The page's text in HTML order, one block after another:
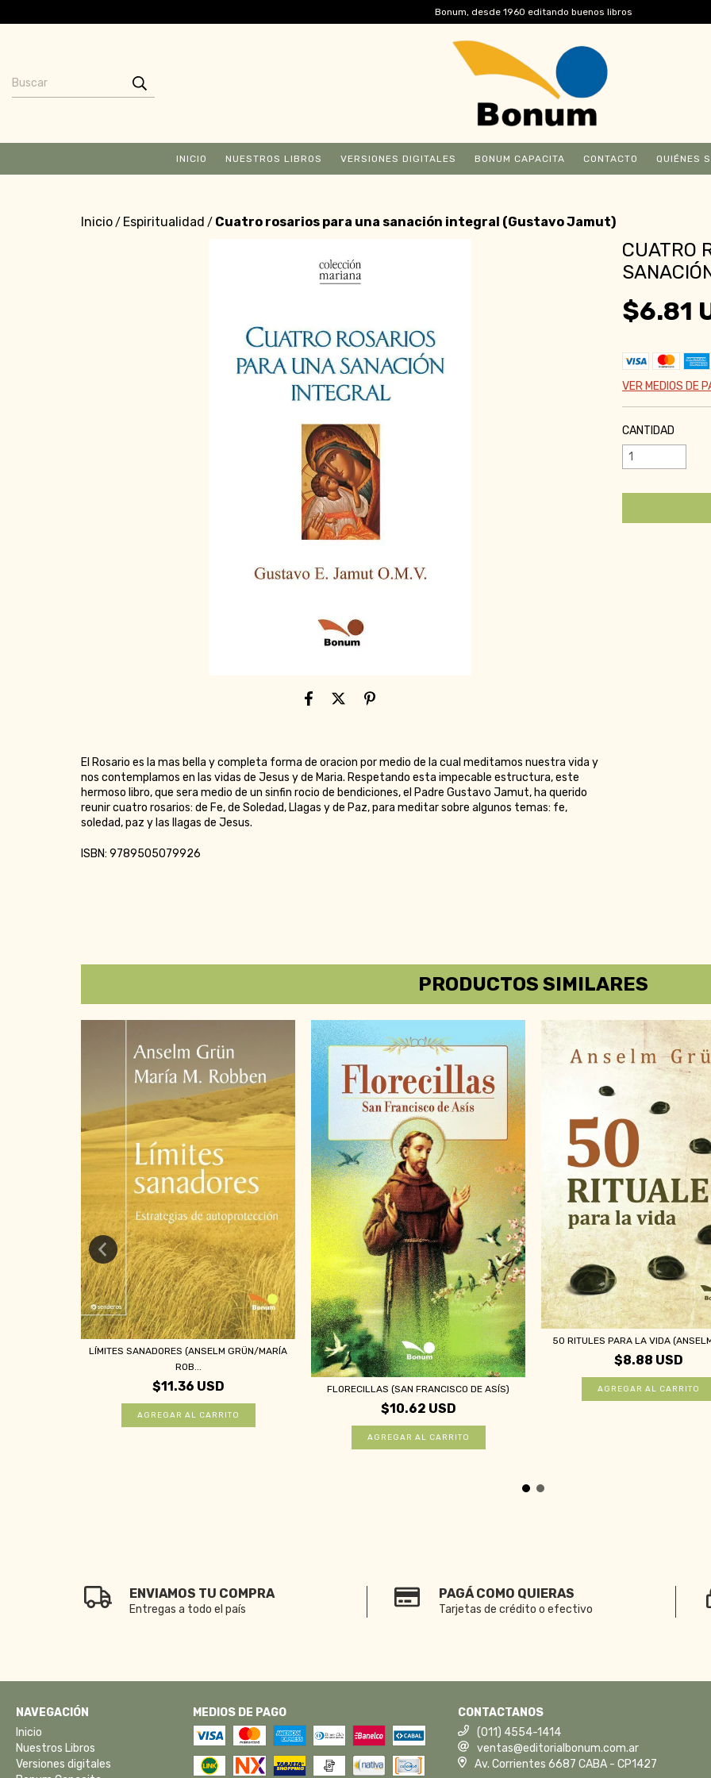
Bonum, desde 1960 editando buenos libros
INICIO NUESTROS LIBROS VERSIONES DIGITALES BONUM CAPACITA CONTACTO QUIÉNES
Inicio/ Espiritualidad / Cuatro rosarios para una sanación integral (Gustavo Jamut)
El Rosario es la mas bella y completa forma de oracion por medio de la cual meditamos nuestra vida y
nos contemplamos en las vidas de Jesus y de Maria. Respetando esta impecable estructura, este
hermoso libro, que sera medio de un sinfin rocio de bendiciones, el Padre Gustavo Jamut, ha querido
reunir cuatro rosarios: de Fe, de Soledad, Llagas y de Paz, para meditar sobre algunos temas: fe,
soledad, paz y las llagas de Jesus.
ISBN: 9789505079926
CUATRO
$6.81
VER MEDIOS DE
CANTIDAD
PRODUCTOS SIMILARES
LÍMITES SANADORES (ANSELM GRÜN/MARÍA
ROB...
$11.36 USD FLORECILLAS (SAN FRANCISCO DE ASÍS)
$10.62 USD
50 RITULES PARA LA VIDA
$8.88 USD
ENVIAMOS TU COMPRA
Entregas a todo el país
PAGÁ COMO QUIERAS
Tarjetas de crédito o efectivo
NAVEGACIÓN
Inicio
Nuestros Libros
Versiones digitales
MEDIOS DE PAGO
CONTACTANOS
(011) 4554-1414
ventas@editorialbonum.com.ar
Av. Corrientes 6687 CABA - CP1427